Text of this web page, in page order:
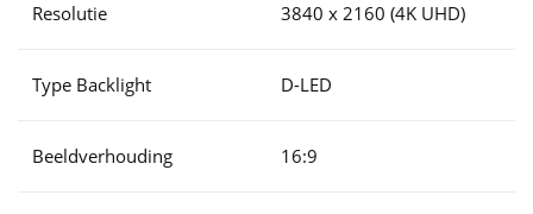
Resolutie 3840 x 2160 (4K UHD)
Type Backlight D-LED
Beeldverhouding 16:9